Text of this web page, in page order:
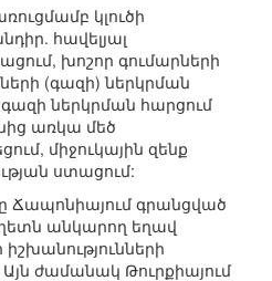
կլուծի
հավելյալ
խոշոր գումարների
(գազի) ներկրման
ներկրման հարցում
առկա մեծ
միջուկային զենք
ստացում:
Ճապոնիայում գրանցված
անկարող եղավ
Այն ժամանակ Թուրքիայում